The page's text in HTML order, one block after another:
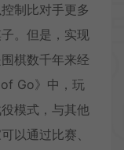
制比对手更多
。但是，实现
棋数千年来经
Go》中，玩
模式，与其他
以通过比赛、